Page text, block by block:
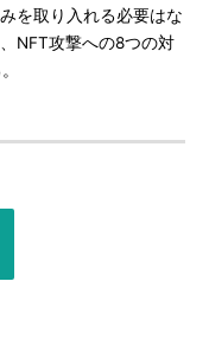
を取り入れる必要はな
NFT攻撃への8つの対